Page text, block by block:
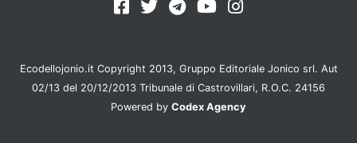
Ecodellojonio.it Copyright 2013, Gruppo Editoriale Jonico srl. Aut
02/13 del 20/12/2013 Tribunale di Castrovillari, R.O.C. 24156
Powered by Codex Agency